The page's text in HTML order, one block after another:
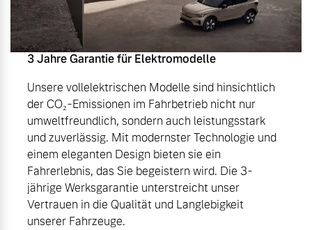
3 Jahre Garantie für Elektromodelle
Unsere vollelektrischen Modelle sind hinsichtlich
der CO₂-Emissionen im Fahrbetrieb nicht nur
umweltfreundlich, sondern auch leistungsstark
und zuverlässig. Mit modernster Technologie und
einem eleganten Design bieten sie ein
Fahrerlebnis, das Sie begeistern wird. Die 3-
jährige Werksgarantie unterstreicht unser
Vertrauen in die Qualität und Langlebigkeit
unserer Fahrzeuge.